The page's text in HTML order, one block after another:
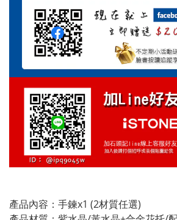
產品內容：手鍊x1 (2材質任選)